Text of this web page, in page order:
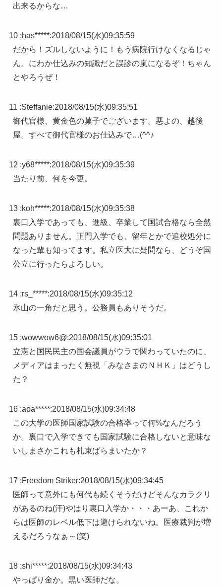
出来るからな…
10 :has*****:2018/08/15(水)09:35:59
だから！ズルしないように！もう病院行けなくなるじゃ
ん。にわか仕込みの知識だと誤診の嵐になるぞ！ちゃん
とやろうぜ！
11 :Steffanie:2018/08/15(水)09:35:51
御代官様、黄金色の菓子でございます。悪よの、越後
屋。すべて御代官様のお仕込みで…(^^♪
12 :y68*****:2018/08/15(水)09:35:39
当たり前、何を今更。
13 :koh*****:2018/08/15(水)09:35:38
裏口入学であっても、進級、卒業して国試合格なら全然
問題ありません。正門入学でも、留年とかで追校処分に
なった輩も知ってます。私立医大に疑問なら、どうぞ国
公立に行ったらよろしい。
14 :rs_*****:2018/08/15(水)09:35:12
氷山の一角だと思う。公務員もありそうだ。
15 :wowwow6@:2018/08/15(水)09:35:01
立憲と国民民主の国会議員がウラで関わっていたのに、
メディアはまったく無視「みなさまのＮＨＫ」はどうし
た？
16 :aoa*****:2018/08/15(水)09:34:48
この大学の医師国家試験の合格率って何%なんだろう
か。裏口で入学できても国家試験に合格しないと意味な
いしまさかこれも札束ばらまいたか？
17 :Freedom Striker:2018/08/15(水)09:34:45
医師って意外にも何代も続くそうだけどそんなカラクリ
があるのね(汗)やはり裏口入学か・・・あーあ、これか
らは医師のレベル低下は避けられないね。医療裁判が増
えるだろうなぁ～(笑)
18 :shi*****:2018/08/15(水)09:34:43
やっぱり金か。黒い医師だな。